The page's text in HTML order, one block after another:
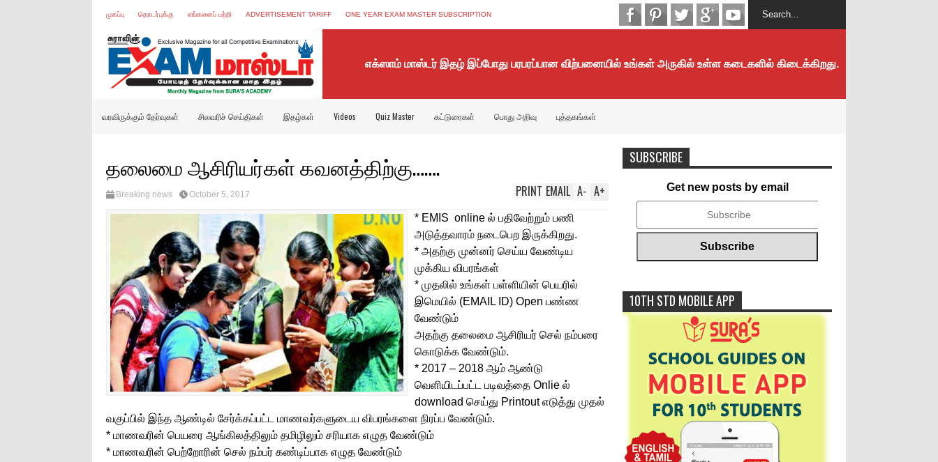
முகப்பு தொடர்புக்கு எங்களைப் பற்றி ADVERTISEMENT TARIFF ONE YEAR EXAM MASTER SUBSCRIPTION
எக்ஸாம் மாஸ்டர் இதழ் இப்போது பரபரப்பான விற்பனையில் உங்கள் அருகில் உள்ள கடைகளில் கிடைக்கிறது.
வரவிருக்கும் தேர்வுகள் சிலவரிச் செய்திகள் இதழ்கள் Videos Quiz Master கட்டுரைகள் பொது அறிவு புத்தகங்கள்
தலைமை ஆசிரியர்கள் கவனத்திற்கு…….
Breaking news October 5, 2017 A+
A-
EMAIL
PRINT
* EMIS online ல் பதிவேற்றும் பணி
அடுத்தவாரம் நடைபெற இருக்கிறது.
* அதற்கு முன்னர் செய்ய வேண்டிய
முக்கிய விபரங்கள்
* முதலில் உங்கள் பள்ளியின் பெயரில்
இமெயில் (EMAIL ID) Open பண்ண
வேண்டும்
அதற்கு தலைமை ஆசிரியர் செல் நம்பரை
கொடுக்க வேண்டும்.
* 2017 – 2018 ஆம் ஆண்டு
வெளியிடப்பட்ட படிவத்தை Onlie ல்
download செய்து Printout எடுத்து முதல்
வகுப்பில் இந்த ஆண்டில் சேர்க்கப்பட்ட மாணவர்களுடைய விபரங்களை நிரப்ப வேண்டும்.
* மாணவரின் பெயரை ஆங்கிலத்திலும் தமிழிலும் சரியாக எழுத வேண்டும்
* மாணவரின் பெற்றோரின் செல் நம்பர் கண்டிப்பாக எழுத வேண்டும்
SUBSCRIBE
Get new posts by email
10TH STD MOBILE APP